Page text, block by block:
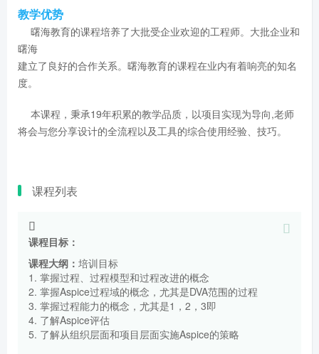
教学优势
曙海教育的课程培养了大批受企业欢迎的工程师。大批企业和
曙海
建立了良好的合作关系。曙海教育的课程在业内有着响亮的知名
度。
本课程，秉承19年积累的教学品质，以项目实现为导向,老师
将会与您分享设计的全流程以及工具的综合使用经验、技巧。
课程列表
课程目标：
课程大纲： 培训目标
1. 掌握过程、过程模型和过程改进的概念
2. 掌握Aspice过程域的概念，尤其是DVA范围的过程
3. 掌握过程能力的概念，尤其是1，2，3即
4. 了解Aspice评估
5. 了解从组织层面和项目层面实施Aspice的策略